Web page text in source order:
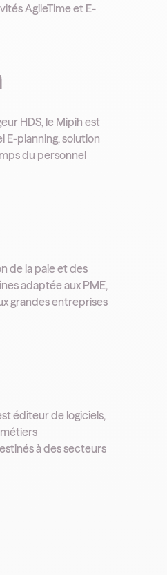
AgileTime et E-
HDS, le Mipih est
E-planning, solution
du personnel
de la paie et des
adaptée aux PME,
grandes entreprises
éditeur de logiciels,
métiers
à des secteurs